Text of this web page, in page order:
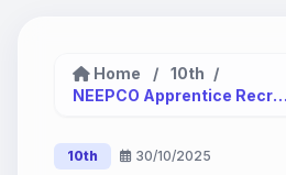
Home / 10th /
NEEPCO Apprentice Recruitment 2025: नॉर्थ...
10th 30/10/2025